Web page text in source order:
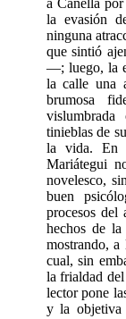
a Canella
la evasión
ninguna
que sintió
—; luego, la
la calle una
brumosa
tinieblas de
la vida. En
Mariátegui
novelesco,
buen
procesos del
hechos de
mostrando,
cual, sin
la frialdad
lector pone
y la